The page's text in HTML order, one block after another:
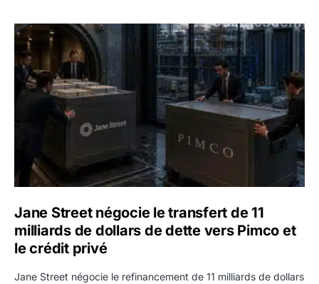
Jane Street négocie le transfert de 11 milliards de
Jane Street négocie le transfert de 11
milliards de dollars de dette vers Pimco et
le crédit privé
Jane Street négocie le refinancement de 11 milliards de dollars